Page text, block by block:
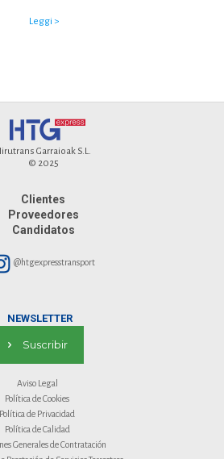
Leggi >
Garraioak S.L.
© 2025
Clientes
Proveedores
Candidatos
@htgexpresstransport
NEWSLETTER
Suscribir
Aviso Legal
Política de Cookies
Política de Privacidad
Política de Calidad
Generales de Contratación